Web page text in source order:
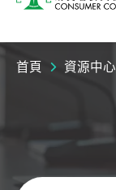
消費者委員會
首頁 資源中心